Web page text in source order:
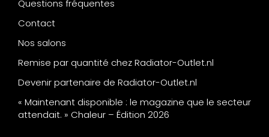
Questions fréquentes
Contact
Nos salons
Remise par quantité chez Radiator-Outlet.nl
Devenir partenaire de Radiator-Outlet.nl
« Maintenant disponible : le magazine que le secteur
attendait. » Chaleur – Édition 2026